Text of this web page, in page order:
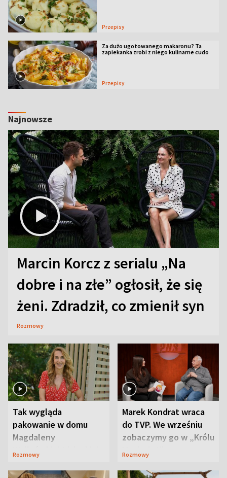
Przepisy
Za dużo ugotowanego makaronu? Ta
zapiekanka zrobi z niego kulinarne cudo
Przepisy
Najnowsze
Marcin Korcz z serialu „Na
dobre i na złe” ogłosił, że się
żeni. Zdradził, co zmienił syn
Rozmowy
Tak wygląda
pakowanie w domu
Magdaleny
Waligórskiej-Lisieckiej.
Rozmowy
Marek Kondrat wraca
do TVP. We wrześniu
zobaczymy go w „Królu
Maciusiu I”
Rozmowy